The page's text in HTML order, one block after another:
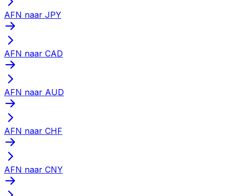
AFN naar JPY
AFN naar CAD
AFN naar AUD
AFN naar CHF
AFN naar CNY